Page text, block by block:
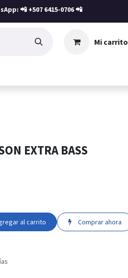
📲 +507 6415-0706📲
Mi carrito
EXTRA BASS
al carrito Comprar ahora